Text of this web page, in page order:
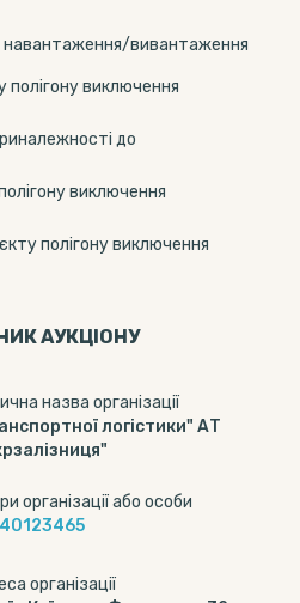
навантаження/вивантаження
полігону виключення
до
виключення
полігону виключення
АУКЦІОНУ
назва організації
логістики" АТ
організації або особи
40123465
організації